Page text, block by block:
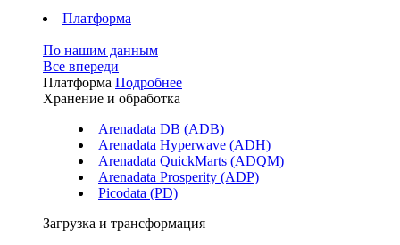
Платформа
По нашим данным
Все впереди
Платформа Подробнее
Хранение и обработка
Arenadata DB (ADB)
Arenadata Hyperwave (ADH)
Arenadata QuickMarts (ADQM)
Arenadata Prosperity (ADP)
Picodata (PD)
Загрузка и трансформация